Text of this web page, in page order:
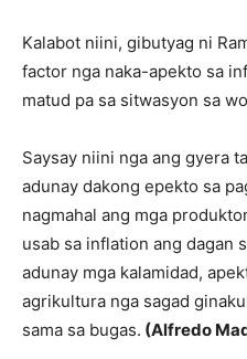
Kalabot niini, gibutyag ni
factor nga naka-apekto sa
matud pa sa sitwasyon sa
Saysay niini nga ang gyera
adunay dakong epekto sa
nagmahal ang mga
usab sa inflation ang dagan
adunay mga kalamidad,
agrikultura nga sagad
sama sa bugas. (Alfredo